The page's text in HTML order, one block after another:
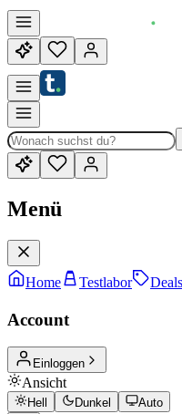
Menü
Home Testlabor Deals
Account
Einloggen
Ansicht
Hell Dunkel Auto